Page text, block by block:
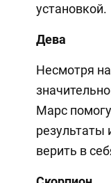
установкой.
Дева
Несмотря
Марс
результаты
верить в